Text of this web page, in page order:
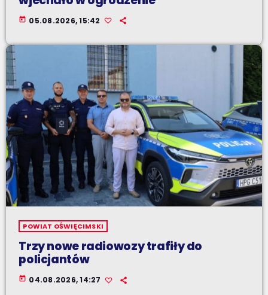
today 05.08.2026, 15:42
POWIAT OŚWIĘCIMSKI
Trzy nowe radiowozy trafiły do
policjantów
today 04.08.2026, 14:27